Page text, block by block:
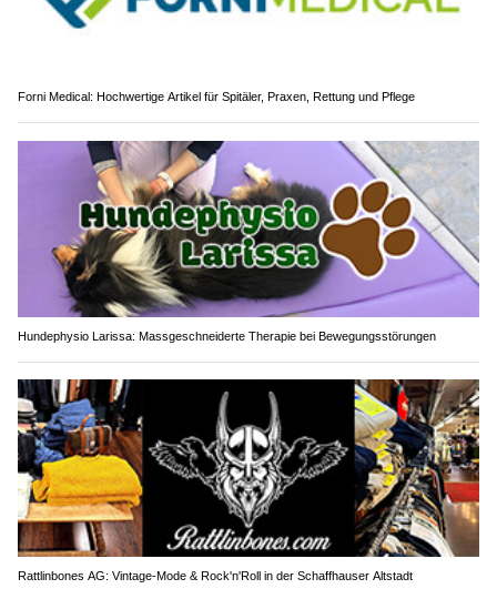
Forni Medical: Hochwertige Artikel für Spitäler, Praxen, Rettung und Pflege
Hundephysio Larissa: Massgeschneiderte Therapie bei Bewegungsstörungen
Rattlinbones AG: Vintage-Mode & Rock'n'Roll in der Schaffhauser Altstadt